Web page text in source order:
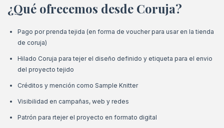
¿Qué ofrecemos desde Coruja?
Pago por prenda tejida (en forma de voucher para usar en la tienda
de coruja)
Hilado Coruja para tejer el diseño definido y etiqueta para el envio
del proyecto tejido
Créditos y mención como Sample Knitter
Visibilidad en campañas, web y redes
Patrón para rtejer el proyecto en formato digital